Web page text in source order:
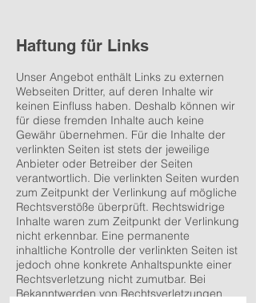
Haftung für Links
Unser Angebot enthält Links zu externen
Webseiten Dritter, auf deren Inhalte wir
keinen Einfluss haben. Deshalb können wir
für diese fremden Inhalte auch keine
Gewähr übernehmen. Für die Inhalte der
verlinkten Seiten ist stets der jeweilige
Anbieter oder Betreiber der Seiten
verantwortlich. Die verlinkten Seiten wurden
zum Zeitpunkt der Verlinkung auf mögliche
Rechtsverstöße überprüft. Rechtswidrige
Inhalte waren zum Zeitpunkt der Verlinkung
nicht erkennbar. Eine permanente
inhaltliche Kontrolle der verlinkten Seiten ist
jedoch ohne konkrete Anhaltspunkte einer
Rechtsverletzung nicht zumutbar. Bei
Bekanntwerden von Rechtsverletzungen